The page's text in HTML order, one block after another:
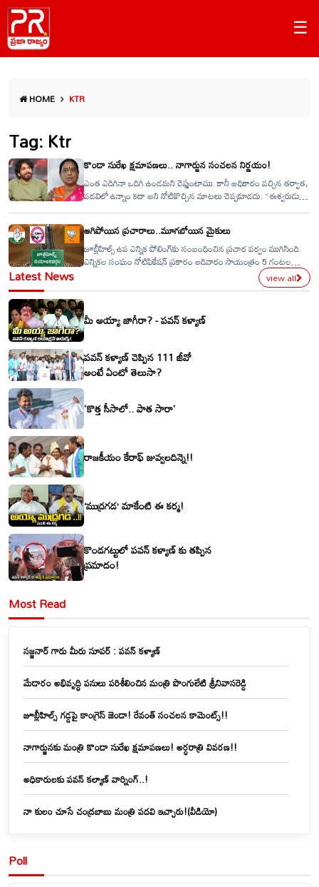
☰
HOME KTR
Tag: Ktr
కొండా సురేఖ క్షమాపణలు.. నాగార్జున సంచలన నిర్ణయం!
ఎంత ఎదిగినా ఒదిగి ఉండమని చెప్తుంటాము. కానీ అధికారం వచ్చిన తర్వాత,
పదవిలో ఉన్నాం కదా అని నోటికొచ్చిన మాటలు చెప్పకూడదు. “ఈశ్వరుడు
నోరు ఇచ్చాడని” నోటికొచ్చినది మాట్లాడకూడదు. కాదు, నేను ఇంతే, నా రూటే,
సెపరేట్ అని చెప్పినా, దాని సమయం వచ్చినప్పుడు కాలం మాట్లాడుతుంది —
కాలం నిర్ణయిస్తుంది. శృతిమించనంత వరకు ఏదైనా ఇంపే.. పరిధులు దాటితే
ముమ్మాటికీ కంపే.
ఆగిపోయిన ప్రచారాలు..మూగబోయిన మైకులు
జూబ్లీహిల్స్ ఉప ఎన్నిక పోలింగ్‌కు సంబంధించిన ప్ర‌చార ప‌ర్వం ముగిసింది.
ఎన్నిక‌ల సంఘం నోటిఫికేషన్ ప్ర‌కారం ఆదివారం సాయంత్రం 5 గంట‌ల
వ‌ర‌కు ప్ర‌చారానికి అవ‌కాశం ఉండ‌గా..దాదాపు 45రోజులుగా హోరెత్తించిన
మైకులు ఒక్కసారిగా మూగబోయాయి. ప్రచారానికి తెర పడింది.అన్ని పార్టీల
Latest News view all
మీ అయ్యా జాగీరా? - పవన్ కళ్యాణ్
పవన్ కళ్యాణ్ చెప్పిన 111 జీవో
అంటే ఏంటో తెలుసా?
'కొత్త సీసాలో.. పాత సారా'
రాజకీయం కేరాఫ్ జువ్వలదిన్నె!!
‘ముద్రగడ’ మాకేంటి ఈ కర్మ!
కొండగట్టులో పవన్ కళ్యాణ్ కు తప్పిన
ప్రమాదం!
Most Read
సజ్జనార్ గారు మీరు సూపర్ : పవన్ కళ్యాణ్
మేడారం అభివృద్ధి పనులు పరిశీలించిన మంత్రి పొంగులేటి శ్రీనివాసరెడ్డి
జూబ్లీహిల్స్‌ గడ్డపై కాంగ్రెస్ జెండా! రేవంత్ సంచలన కామెంట్స్!!
నాగార్జునకు మంత్రి కొండా సురేఖ క్షమాపణలు! అర్ధరాత్రి వివరణ!!
అధికారులకు పవన్ కల్యాణ్ వార్నింగ్..!
నా కులం చూసే చంద్రబాబు మంత్రి పదవి ఇచ్చారు!(వీడియో)
Poll